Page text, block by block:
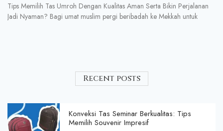
Tips Memilih Tas Umroh Dengan Kualitas Aman Serta Bikin Perjalanan
Jadi Nyaman? Bagi umat muslim pergi beribadah ke Mekkah untuk
Recent posts
Konveksi Tas Seminar Berkualitas: Tips
Memilih Souvenir Impresif